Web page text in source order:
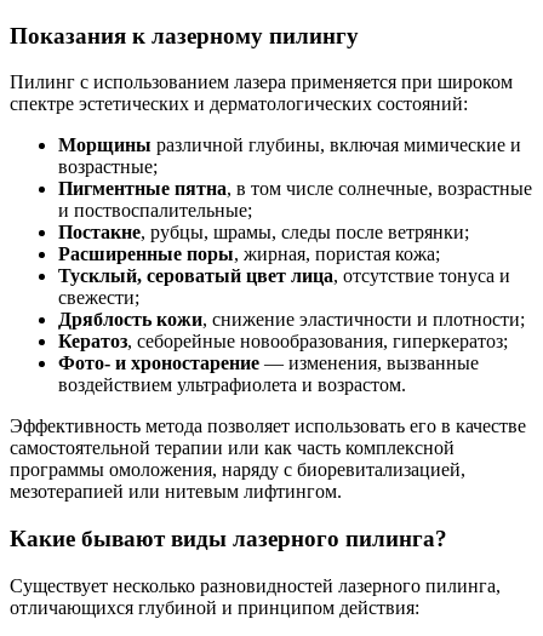
Показания к лазерному пилингу
Пилинг с использованием лазера применяется при широком
спектре эстетических и дерматологических состояний:
Морщины различной глубины, включая мимические и
возрастные;
Пигментные пятна, в том числе солнечные, возрастные
и поствоспалительные;
Постакне, рубцы, шрамы, следы после ветрянки;
Расширенные поры, жирная, пористая кожа;
Тусклый, сероватый цвет лица, отсутствие тонуса и
свежести;
Дряблость кожи, снижение эластичности и плотности;
Кератоз, себорейные новообразования, гиперкератоз;
Фото- и хроностарение — изменения, вызванные
воздействием ультрафиолета и возрастом.
Эффективность метода позволяет использовать его в качестве
самостоятельной терапии или как часть комплексной
программы омоложения, наряду с биоревитализацией,
мезотерапией или нитевым лифтингом.
Какие бывают виды лазерного пилинга?
Существует несколько разновидностей лазерного пилинга,
отличающихся глубиной и принципом действия: